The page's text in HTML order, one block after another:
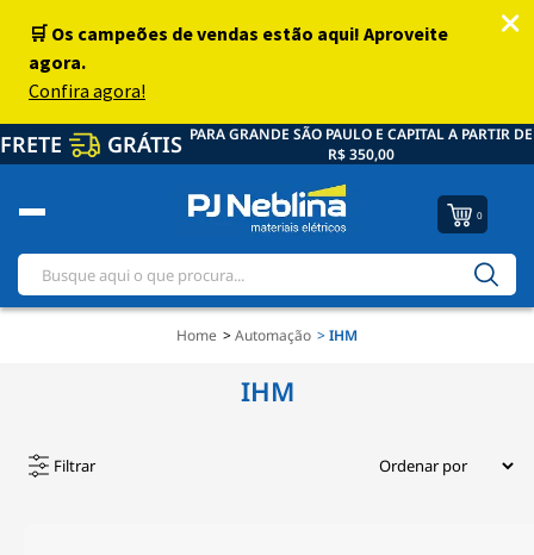
FRETE GRÁTIS PARA GRANDE SÃO PAULO E CAPITAL A PARTIR DE
R$ 350,00
0
Home Automação IHM
IHM
Filtrar